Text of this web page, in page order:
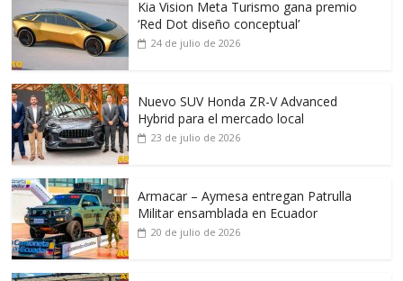
Kia Vision Meta Turismo gana premio
‘Red Dot diseño conceptual’
24 de julio de 2026
Nuevo SUV Honda ZR-V Advanced
Hybrid para el mercado local
23 de julio de 2026
Armacar – Aymesa entregan Patrulla
Militar ensamblada en Ecuador
20 de julio de 2026